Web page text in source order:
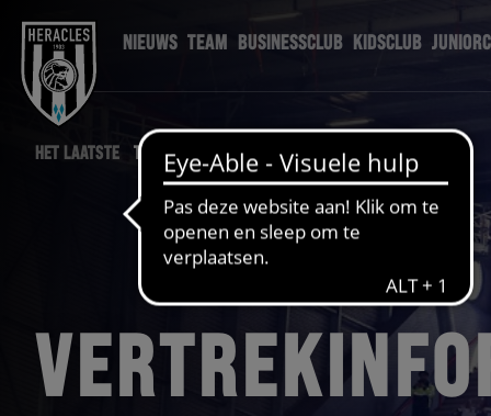
NIEUWS TEAM BUSINESSCLUB KIDSCLUB
HET LAATSTE TWEHER NIEUWS